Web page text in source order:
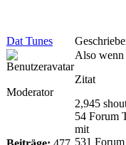
Dat Tunes
Moderator
Also wenn
Zitat
2,945
54 Forum
mit
531